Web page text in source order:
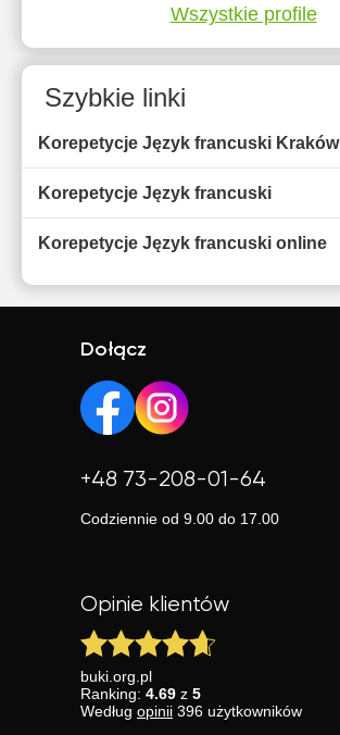
Wszystkie profile
Szybkie linki
Korepetycje Język francuski Kraków
Korepetycje Język francuski
Korepetycje Język francuski online
Dołącz
+48 73-208-01-64
Codziennie od 9.00 do 17.00
Opinie klientów
buki.org.pl
Ranking: 4.69 z 5
Według opinii 396 użytkowników